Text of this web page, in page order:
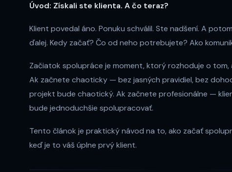
Úvod: Získali ste klienta. A čo teraz?
Klient povedal áno. Ponuku schválil. Ste nadšení. A
ďalej. Kedy začať? Čo od neho potrebujete? Ako
Začiatok spolupráce je moment, ktorý rozhoduje o
Ak začnete chaoticky — bez jasných pravidiel, bez
projekt bude chaotický. Ak začnete profesionálne —
bude jednoduchšie spolupracovať.
Tento článok je praktický návod na to, ako začať
keď je to váš úplne prvý klient.